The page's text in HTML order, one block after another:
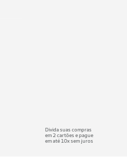
Divida suas compras
em 2 cartões e pague
em até 10x sem juros